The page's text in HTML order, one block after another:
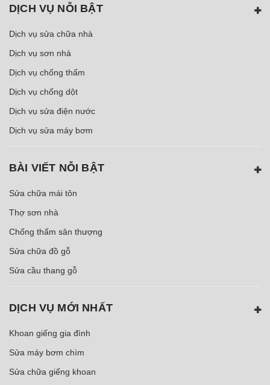
DỊCH VỤ NỖI BẬT
Dịch vụ sửa chữa nhà
Dịch vụ sơn nhà
Dịch vụ chống thấm
Dịch vụ chống dột
Dịch vụ sửa điện nước
Dịch vụ sửa máy bơm
BÀI VIẾT NỖI BẬT
Sửa chữa mái tôn
Thợ sơn nhà
Chống thấm sân thượng
Sửa chữa đồ gỗ
Sửa cầu thang gỗ
DỊCH VỤ MỚI NHẤT
Khoan giếng gia đình
Sửa máy bơm chìm
Sửa chữa giếng khoan